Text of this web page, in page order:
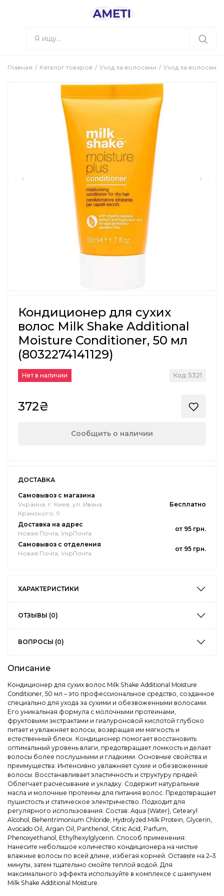
Главная Каталог товаров Уход за волосами Уход за волосами
Кондиционер для сухих
волос Milk Shake Additional
Moisture Conditioner, 50 мл
(8032274141129)
Нет в наличии Код: 5321
372₴
Сообщить о наличии
ДОСТАВКА
Самовывоз с магазина
Украина, г. Киев, ул. Ивана
Крамского, 9
Бесплатно
Доставка на адрес
Новая Почта, УкрПочта
от 95 грн.
Самовывоз с отделения
Новая Почта, УкрПочта
от 95 грн.
ХАРАКТЕРИСТИКИ
ОТЗЫВЫ (0)
ВОПРОСЫ (0)
Описание
Кондиционер для сухих волос Milk Shake Additional Moisture
Conditioner, 50 мл – это профессиональное средство, созданное
специально для ухода за сухими и обезвоженными волосами.
Его уникальная формула с молочными протеинами,
фруктовыми экстрактами и гиалуроновой кислотой глубоко
питает и увлажняет волосы, возвращая им мягкость и
естественный блеск. Кондиционер помогает восстановить
оптимальный уровень влаги, предотвращает ломкость и делает
волосы более послушными и гладкими. Основные свойства и
преимущества: Интенсивно увлажняет сухие и обезвоженные
волосы. Восстанавливает эластичность и структуру прядей.
Облегчает расчесывание и укладку. Содержит натуральные
масла и молочные протеины для питания волос. Предотвращает
пушистость и статическое электричество. Подходит для
регулярного использования. Состав: Aqua (Water), Cetearyl
Alcohol, Behentrimonium Chloride, Hydrolyzed Milk Protein, Glycerin,
Avocado Oil, Argan Oil, Panthenol, Citric Acid, Parfum,
Phenoxyethanol, Ethylhexylglycerin. Способ применения:
Нанесите небольшое количество кондиционера на чистые
влажные волосы по всей длине, избегая корней. Оставьте на 2–3
минуты, затем тщательно смойте теплой водой. Для
максимального эффекта используйте в комплексе с шампунем
Milk Shake Additional Moisture.